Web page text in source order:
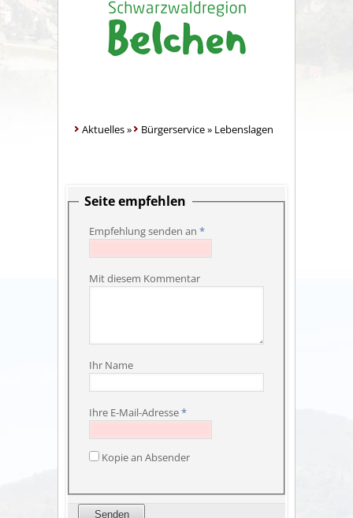
Aktuelles» Bürgerservice» Lebenslagen
Seite empfehlen
Empfehlung senden an *
Mit diesem Kommentar
Ihr Name
Ihre E-Mail-Adresse*
Kopie an Absender